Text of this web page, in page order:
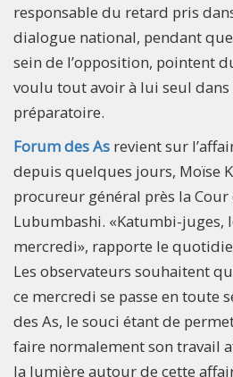
responsable du retard pris
dialogue national, pendant
sein de l’opposition, pointent
voulu tout avoir à lui seul dans
préparatoire.
Forum des As revient sur
depuis quelques jours, Moïse
procureur général près la Cour
Lubumbashi. «Katumbi-juges,
mercredi», rapporte le
Les observateurs souhaitent
ce mercredi se passe en toute
des As, le souci étant de
faire normalement son travail
la lumière autour de cette